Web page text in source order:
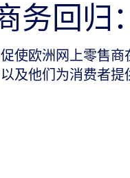
务回归
使欧洲网上零售
及他们为消费者提